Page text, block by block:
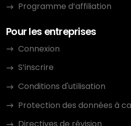
Programme d’affiliation
Pour les entreprises
Connexion
S’inscrire
Conditions d'utilisation
Protection des données à